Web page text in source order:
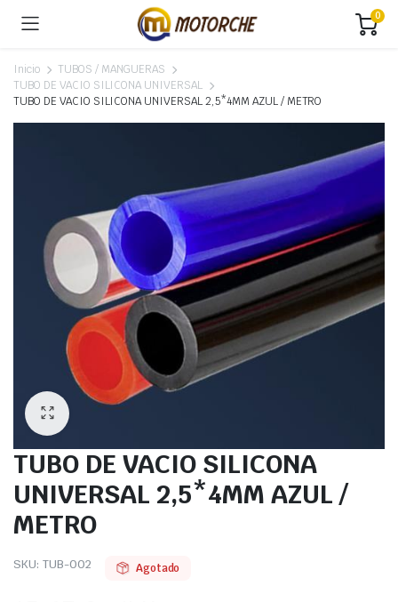
0
Inicio
TUBOS / MANGUERAS
TUBO DE VACIO SILICONA UNIVERSAL
TUBO DE VACIO SILICONA UNIVERSAL 2,5*4MM AZUL / METRO
TUBO DE VACIO SILICONA
UNIVERSAL 2,5*4MM AZUL /
METRO
SKU: TUB-002 Agotado